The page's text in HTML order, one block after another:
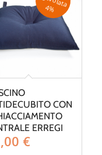
CON
ERREGI
€
4
%